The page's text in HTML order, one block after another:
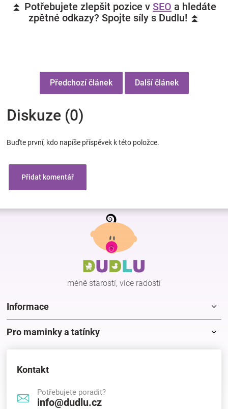
⏫ Potřebujete zlepšit pozice v SEO a hledáte
zpětné odkazy? Spojte síly s Dudlu! ⏫
Předchozí článek Další článek
Diskuze (0)
Buďte první, kdo napíše příspěvek k této položce.
Přidat komentář
Z
méně starostí, více radostí
Informace
Pro maminky a tatínky
Kontakt
Potřebujete poradit?
info@dudlu.cz